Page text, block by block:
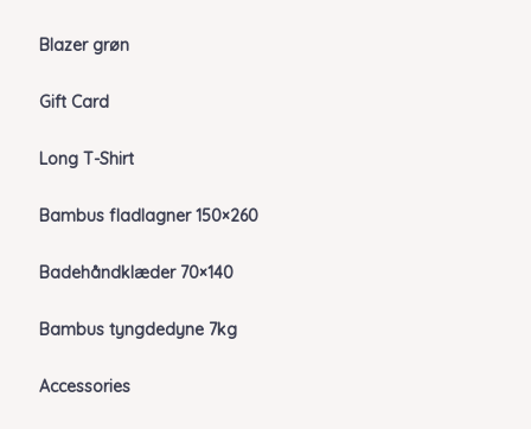
Blazer grøn
Gift Card
Long T-Shirt
Bambus fladlagner 150×260
Badehåndklæder 70×140
Bambus tyngdedyne 7kg
Accessories